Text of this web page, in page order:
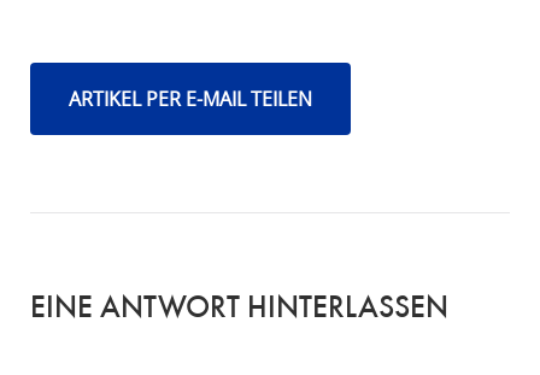
ARTIKEL PER E-MAIL TEILEN
EINE ANTWORT HINTERLASSEN